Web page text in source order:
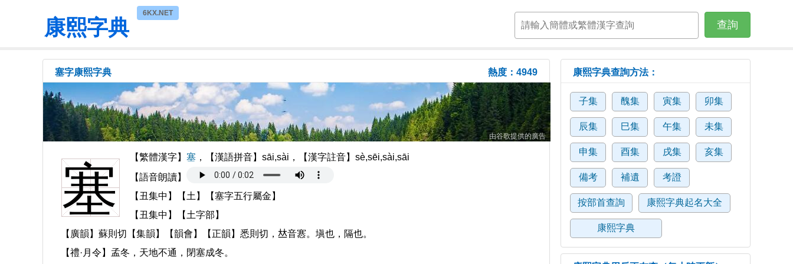
康熙字典
6KX.NET
查詢
塞字康熙字典 熱度：4949
由谷歌提供的廣告
塞
【繁體漢字】 塞 ，【漢語拼音】sāi,sài，【漢字註音】sè,sēi,sài,sāi
【語音朗讀】
【丑集中】【土】【塞字五行屬金】
【丑集中】【土字部】
【廣韻】蘇則切【集韻】【韻會】【正韻】悉則切，𠀤音㥶。塡也，隔也。
【禮·月令】孟冬，天地不通，閉塞成冬。
康熙字典查詢方法：
子集 醜集 寅集 卯集
辰集 巳集 午集 未集
申集 酉集 戌集 亥集
備考 補遺 考證
按部首查詢 康熙字典起名大全
康熙字典